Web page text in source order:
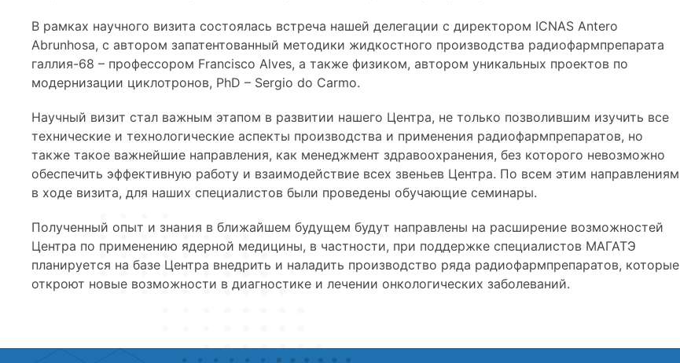
В рамках научного визита состоялась встреча нашей делегации с директором ICNAS Antero
Abrunhosa, с автором запатентованный методики жидкостного производства радиофармпрепарата
галлия-68 – профессором Francisco Alves, а также физиком, автором уникальных проектов по
модернизации циклотронов, PhD – Sergio do Carmo.
Научный визит стал важным этапом в развитии нашего Центра, не только позволившим изучить все
технические и технологические аспекты производства и применения радиофармпрепаратов, но
также такое важнейшие направления, как менеджмент здравоохранения, без которого невозможно
обеспечить эффективную работу и взаимодействие всех звеньев Центра. По всем этим направлениям
в ходе визита, для наших специалистов были проведены обучающие семинары.
Полученный опыт и знания в ближайшем будущем будут направлены на расширение возможностей
Центра по применению ядерной медицины, в частности, при поддержке специалистов МАГАТЭ
планируется на базе Центра внедрить и наладить производство ряда радиофармпрепаратов, которые
откроют новые возможности в диагностике и лечении онкологических заболеваний.